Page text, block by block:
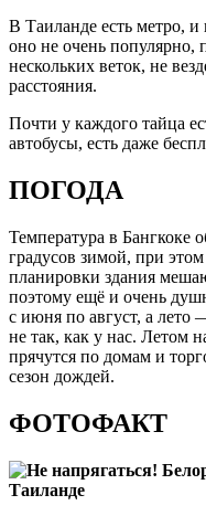
В Таиланде есть метро, и
оно не очень популярно,
нескольких веток, не
расстояния.
Почти у каждого тайца
автобусы, есть даже
ПОГОДА
Температура в Бангкоке
градусов зимой, при
планировки здания
поэтому ещё и очень
с июня по август, а лето
не так, как у нас. Летом
прячутся по домам и
сезон дождей.
ФОТОФАКТ